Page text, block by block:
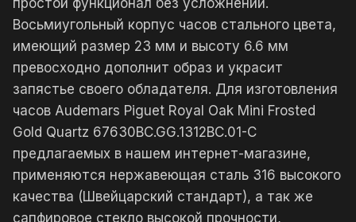
простой функционал без усложнений.
Восьмиугольный корпус часов стального цвета,
имеющий размер 23 мм и высоту 6.6 мм
превосходно дополнит образ и украсит
запястье своего обладателя. Для изготовления
часов Audemars Piguet Royal Oak Mini Frosted
Gold Quartz 67630BC.GG.1312BC.01-C
предлагаемых в нашем интернет-магазине,
применяются нержавеющая сталь 316 высокого
качества (Швейцарский стандарт), а так же
сапфировое стекло высокой прочности,